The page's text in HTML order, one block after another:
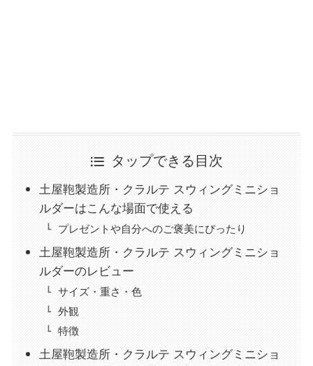
タップできる目次
土屋鞄製造所・クラルテ スウィングミニショ
ルダーはこんな場面で使える
プレゼントや自分へのご褒美にぴったり
土屋鞄製造所・クラルテ スウィングミニショ
ルダーのレビュー
サイズ・重さ・色
外観
特徴
土屋鞄製造所・クラルテ スウィングミニショ